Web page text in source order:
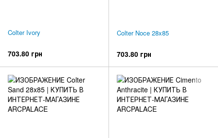
Colter Ivory
703.80 грн
Colter Noce 28x85
703.80 грн